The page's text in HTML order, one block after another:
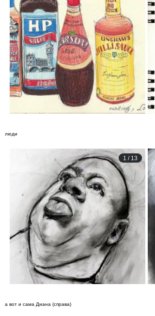
люди
1 / 13
а вот и сама Диана (справа)